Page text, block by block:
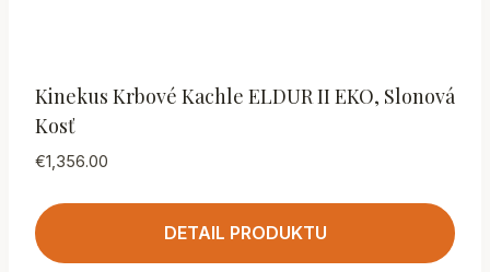
Kinekus Krbové Kachle ELDUR II EKO, Slonová
Kosť
€1,356.00
DETAIL PRODUKTU